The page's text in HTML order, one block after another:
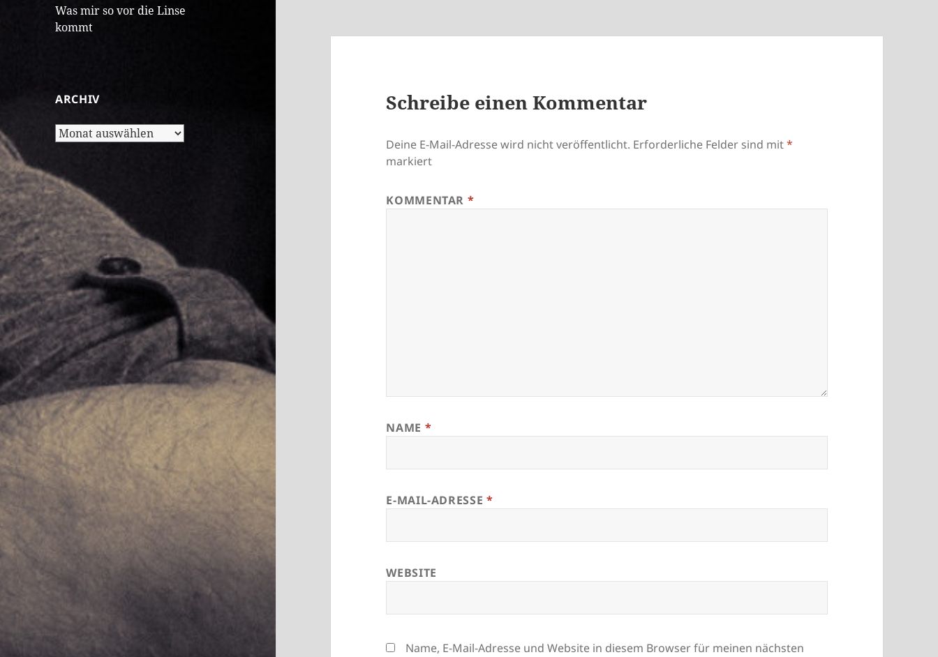
Was mir so vor die Linse
kommt
ARCHIV
Archiv
Schreibe einen Kommentar
Deine E-Mail-Adresse wird nicht veröffentlicht. Erforderliche Felder sind mit*
markiert
KOMMENTAR *
NAME *
E-MAIL-ADRESSE *
WEBSITE
Name, E-Mail-Adresse und Website in diesem Browser für meinen nächsten